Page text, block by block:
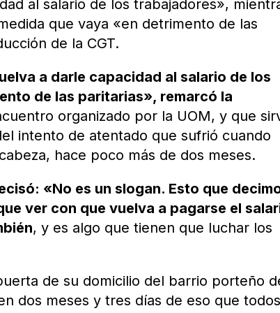
al salario de los trabajadores»,
que vaya «en detrimento de las
de la CGT.
a darle capacidad al salario de los
de las paritarias», remarcó la
organizado por la UOM, y que
intento de atentado que sufrió cuando
hace poco más de dos meses.
«No es un slogan. Esto que
ver con que vuelva a pagarse el
, y es algo que tienen que luchar los
de su domicilio del barrio porteño
dos meses y tres días de eso que